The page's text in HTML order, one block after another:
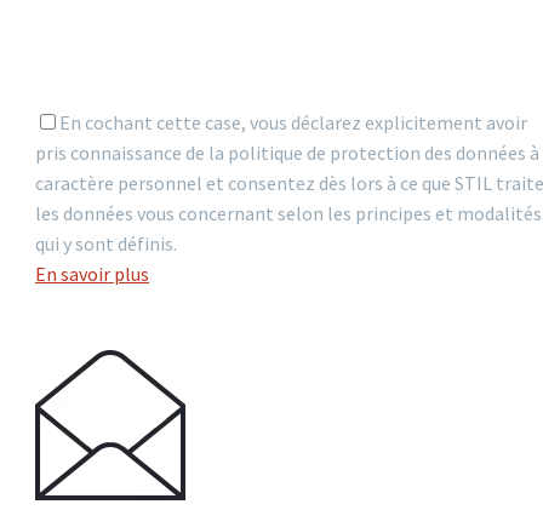
En cochant cette case, vous déclarez explicitement avoir
pris connaissance de la politique de protection des données à
caractère personnel et consentez dès lors à ce que STIL traite
les données vous concernant selon les principes et modalités
qui y sont définis.
En savoir plus